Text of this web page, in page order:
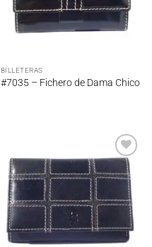
BILLETERAS
#7035 – Fichero de Dama Chico
Añadir
a la
lista de
deseos